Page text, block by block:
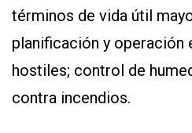
términos de vida útil
planificación y operación
hostiles; control de
contra incendios.